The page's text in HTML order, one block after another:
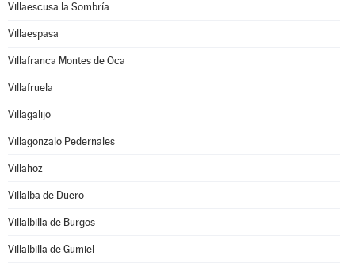
Villaescusa la Sombría
Villaespasa
Villafranca Montes de Oca
Villafruela
Villagalijo
Villagonzalo Pedernales
Villahoz
Villalba de Duero
Villalbilla de Burgos
Villalbilla de Gumiel